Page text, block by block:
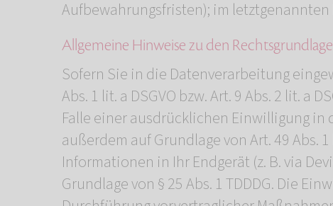
Aufbewahrungsfristen); im
Allgemeine Hinweise zu den
Sofern Sie in die Datenverarbeitung
Abs. 1 lit. a DSGVO bzw. Art. 9 Abs. 2 lit. a
Falle einer ausdrücklichen Einwilligung
außerdem auf Grundlage von Art. 49 Abs.
Informationen in Ihr Endgerät (z. B. via
Grundlage von § 25 Abs. 1 TDDDG. Die